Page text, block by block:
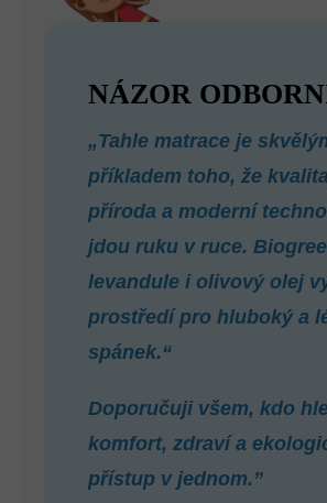
NÁZOR
„Tahle matrace je
příkladem toho, že
příroda a moderní
jdou ruku v ruce.
levandule i olivový olej
prostředí pro hluboký a
spánek.“
Doporučuji všem, kdo
komfort, zdraví a
přístup v jednom.”